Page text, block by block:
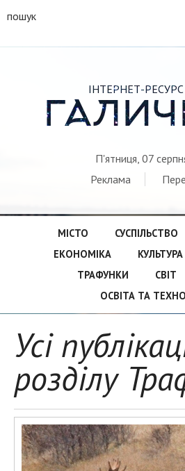
пошук
ІНТЕРНЕТ-РЕСУРС
П'ятниця, 07
Реклама
МІСТО СУСПІЛЬСТВО
ЕКОНОМІКА
КУЛЬТУРА
ТРАФУНКИ
СВІТ
ОСВІТА ТА
Усі
розділу